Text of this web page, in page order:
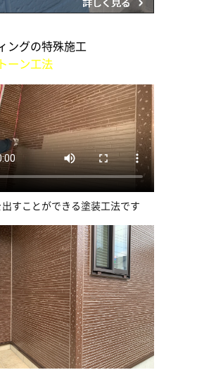
ングの特殊施工
ーン工法
出すことができる塗装工法です